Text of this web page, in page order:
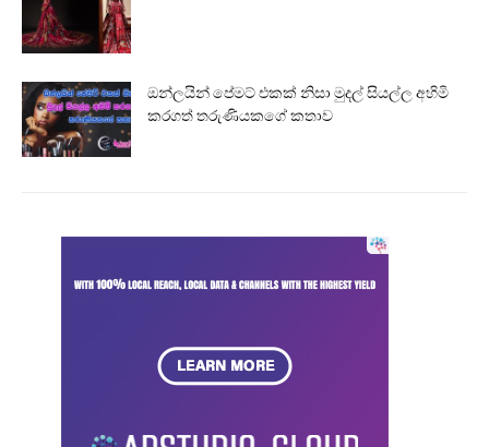
ඔන්ලයින් පේමට් එකක් නිසා මුදල් සියල්ල අහිමි
කරගත් තරුණියකගේ කතාව